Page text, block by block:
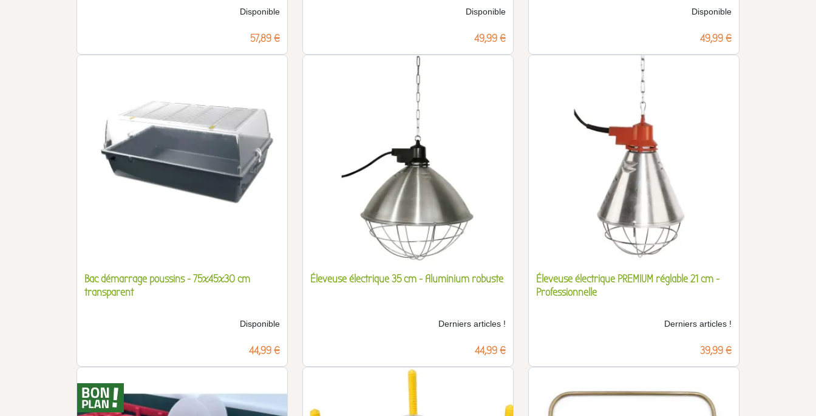
Disponible
Prix
57,89 €
Disponible
Prix
49,99 €
Disponible
Prix
49,99 €
Bac démarrage poussins - 75x45x30 cm
transparent
Disponible
Prix
44,99 €
Éleveuse électrique 35 cm - Aluminium robuste
Derniers articles !
Prix
44,99 €
Éleveuse électrique PREMIUM réglable 21 cm -
Professionnelle
Derniers articles !
Prix
39,99 €